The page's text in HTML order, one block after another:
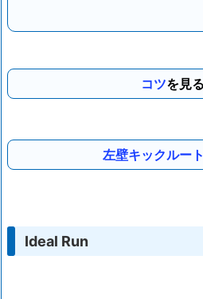
コツ
左壁キックルート
Ideal Run